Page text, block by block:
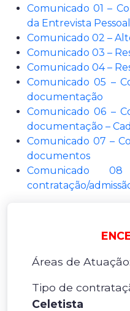
Comunicado 01 –
da Entrevista Pessoal
Comunicado 02 –
Comunicado 03 –
Comunicado 04 –
Comunicado 05 –
documentação
Comunicado 06 –
documentação –
Comunicado 07 –
documentos
Comunicado
contratação/
Áreas de Atuação:
Tipo de
Celetista